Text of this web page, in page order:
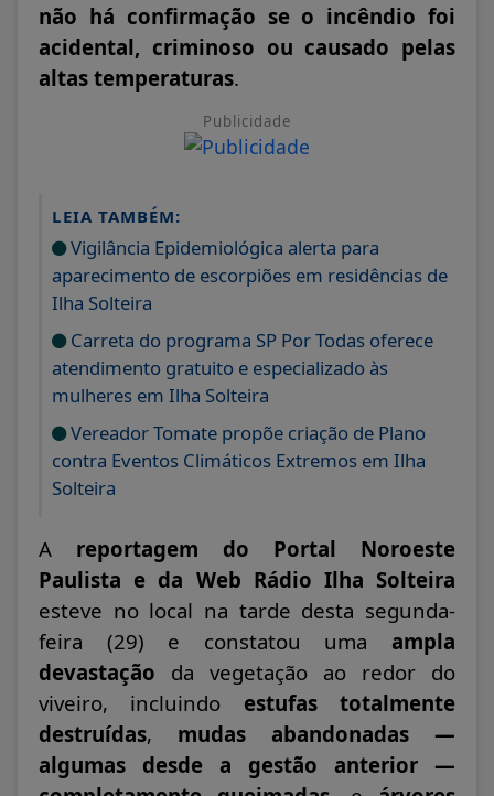
não há confirmação se o incêndio foi
acidental, criminoso ou causado pelas
altas temperaturas.
Publicidade
LEIA TAMBÉM:
Vigilância Epidemiológica alerta para
aparecimento de escorpiões em residências de
Ilha Solteira
Carreta do programa SP Por Todas oferece
atendimento gratuito e especializado às
mulheres em Ilha Solteira
Vereador Tomate propõe criação de Plano
contra Eventos Climáticos Extremos em Ilha
Solteira
A reportagem do Portal Noroeste
Paulista e da Web Rádio Ilha Solteira
esteve no local na tarde desta segunda-
feira (29) e constatou uma ampla
devastação da vegetação ao redor do
viveiro, incluindo estufas totalmente
destruídas, mudas abandonadas —
algumas desde a gestão anterior —